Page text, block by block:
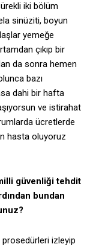
iki bölüm
sinüziti, boyun
yemeğe
çıkıp bir
da sonra hemen
bazı
dahi bir hafta
ve istirahat
ücretlerde
hasta oluyoruz
güvenliği tehdit
bundan
izleyip